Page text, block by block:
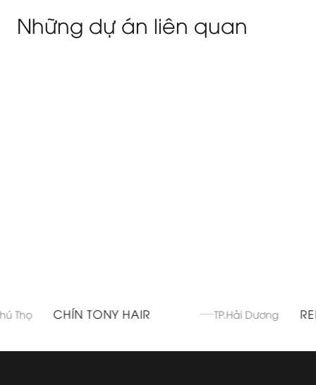
Những dự án liên quan
CHÍN TONY HAIR TP.Hải Dương REN